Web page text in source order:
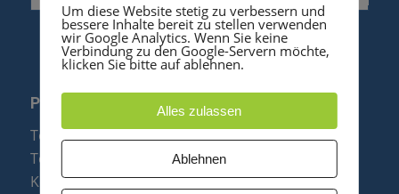
PRODUKTE
Telefonanlagen
Telefone
Konftel Konferenztelefone
Um diese Website stetig zu verbessern und
bessere Inhalte bereit zu stellen verwenden
wir Google Analytics. Wenn Sie keine
Verbindung zu den Google-Servern möchte,
klicken Sie bitte auf ablehnen.
Alles zulassen
Ablehnen